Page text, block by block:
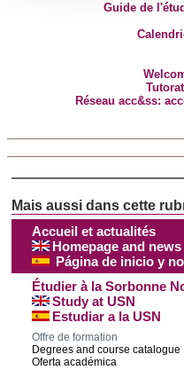
section « Détails ». Vous
consentement à tout
Les cookies nous
médias sociaux et
partageons également
notre site avec nos
publicité et d'analyse, qui
d'autres informations que
ont collectées lors de
Accueil et actualités
Homepage and news
Página de inicio y
Étudier à la Sorbonne
Study at USN
Estudiar a la USN
Offre de formation
Degrees and course catalogue
Oferta académica
Guide de
Réseau acc&ss: